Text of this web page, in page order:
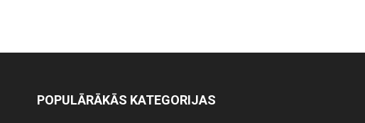
POPULĀRĀKĀS KATEGORIJAS